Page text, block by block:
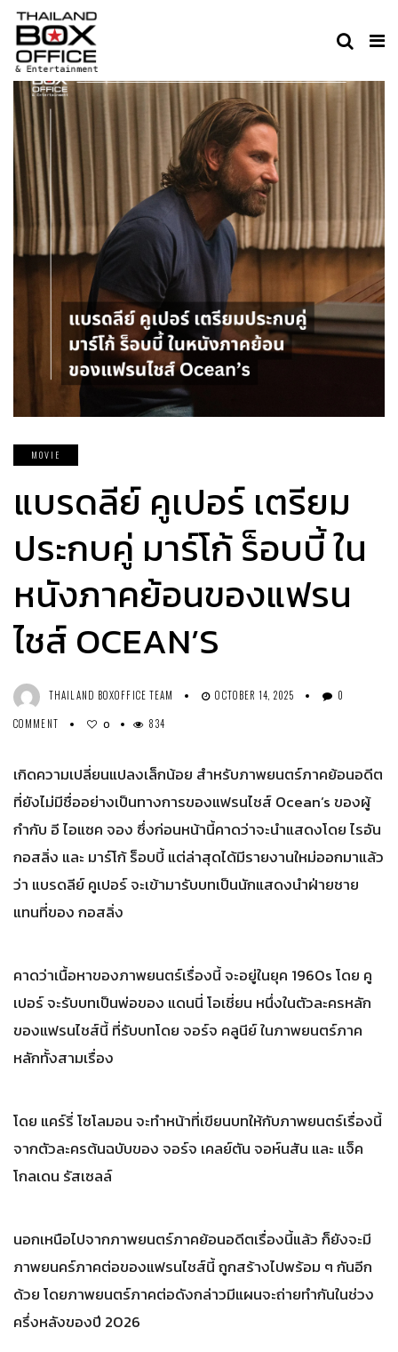
MOVIE
แบรดลีย์ คูเปอร์ เตรียม
ประกบคู่ มาร์โก้ ร็อบบี้ ใน
หนังภาคย้อนของแฟรน
ไชส์ OCEAN’S
THAILAND BOXOFFICE TEAM OCTOBER 14, 2025
0
COMMENT
0 834
เกิดความเปลี่ยนแปลงเล็กน้อย สำหรับภาพยนตร์ภาคย้อนอดีต
ที่ยังไม่มีชื่ออย่างเป็นทางการของแฟรนไชส์ Ocean’s ของผู้
กำกับ อี ไอแซค จอง ซึ่งก่อนหน้านี้คาดว่าจะนำแสดงโดย ไรอัน
กอสลิ่ง และ มาร์โก้ ร็อบบี้ แต่ล่าสุดได้มีรายงานใหม่ออกมาแล้ว
ว่า แบรดลีย์ คูเปอร์ จะเข้ามารับบทเป็นนักแสดงนำฝ่ายชาย
แทนที่ของ กอสลิ่ง
คาดว่าเนื้อหาของภาพยนตร์เรื่องนี้ จะอยู่ในยุค 1960s โดย คู
เปอร์ จะรับบทเป็นพ่อของ แดนนี่ โอเชี่ยน หนึ่งในตัวละครหลัก
ของแฟรนไชส์นี้ ที่รับบทโดย จอร์จ คลูนีย์ ในภาพยนตร์ภาค
หลักทั้งสามเรื่อง
โดย แคร์รี่ โซโลมอน จะทำหน้าที่เขียนบทให้กับภาพยนตร์เรื่องนี้
จากตัวละครต้นฉบับของ จอร์จ เคลย์ตัน จอห์นสัน และ แจ็ค
โกลเดน รัสเซลล์
นอกเหนือไปจากภาพยนตร์ภาคย้อนอดีตเรื่องนี้แล้ว ก็ยังจะมี
ภาพยนคร์ภาคต่อของแฟรนไชส์นี้ ถูกสร้างไปพร้อม ๆ กันอีก
ด้วย โดยภาพยนตร์ภาคต่อดังกล่าวมีแผนจะถ่ายทำกันในช่วง
ครึ่งหลังของปี 2026